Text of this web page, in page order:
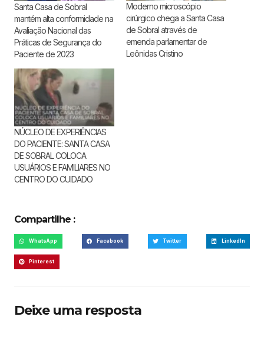
Santa Casa de Sobral
mantém alta conformidade na
Avaliação Nacional das
Práticas de Segurança do
Paciente de 2023
Moderno microscópio
cirúrgico chega a Santa Casa
de Sobral através de
emenda parlamentar de
Leônidas Cristino
NÚCLEO DE EXPERIÊNCIAS
DO PACIENTE: SANTA CASA
DE SOBRAL COLOCA
USUÁRIOS E FAMILIARES NO
CENTRO DO CUIDADO
Compartilhe :
WhatsApp Facebook Twitter LinkedIn
Pinterest
Deixe uma resposta